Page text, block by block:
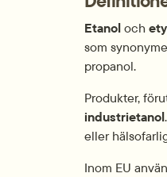
Etanol och
som
propanol.
Produkter,
industrietanol
eller
Inom EU